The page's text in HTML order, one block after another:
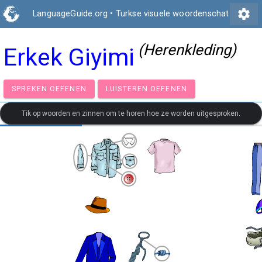
LanguageGuide.org • Turkse visuele woordenschat settings
Erkek Giyimi (Herenkleding)
SPREKEN OEFENEN LUISTEREN OEFENEN
Tik op woorden en zinnen om te horen hoe ze worden uitgesproken.